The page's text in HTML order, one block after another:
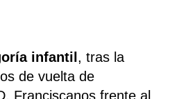
infantil , tras la
de vuelta de
Franciscanos frente al